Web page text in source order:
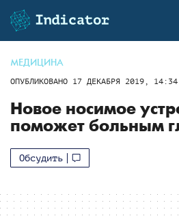
МЕДИЦИНА
ОПУБЛИКОВАНО 17 ДЕКАБРЯ 2019, 14:34
Новое носимое
поможет больным
Обсудить